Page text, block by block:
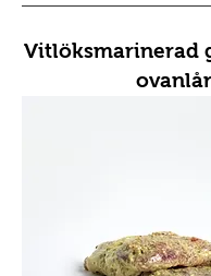
Vitlöksmarinerad
ovanlår